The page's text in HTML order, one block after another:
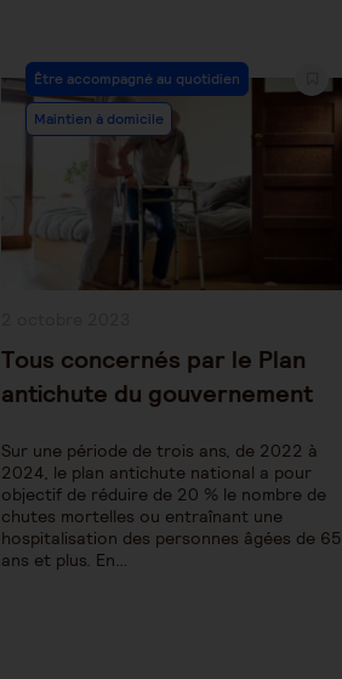
Post
Category:
Être accompagné au quotidien
Maintien à domicile
Tous concernés par le Plan
antichute du gouvernement
Sur une période de trois ans, de 2022 à
2024, le plan antichute national a pour
objectif de réduire de 20 % le nombre de
chutes mortelles ou entraînant une
hospitalisation des personnes âgées de 65
ans et plus. En…